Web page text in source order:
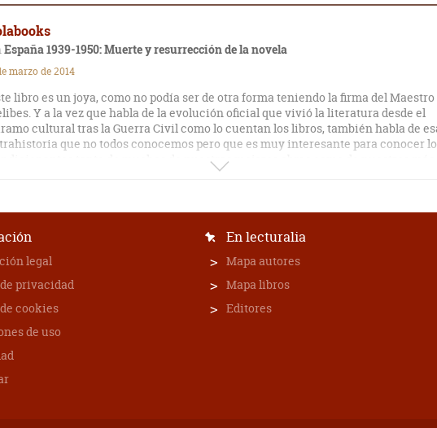
España 1939-1950: Muerte y resurrección de la novela
marzo de 2014
libro es un joya, como no podía ser de otra forma teniendo la firma del Maestro
Y a la vez que habla de la evolución oficial que vivió la literatura desde el
cultural tras la Guerra Civil como lo cuentan los libros, también habla de
que no todos conocemos pero que es muy interesante para conocer
tanto de muchos de nuestras mejores obras como de nuestros más
novelistas, y todo ello desde la postura sabia, reflexiva y a veces amistosa,
legal
privacidad
cookies
de uso
En lecturalia
Mapa autores
Mapa libros
Editores